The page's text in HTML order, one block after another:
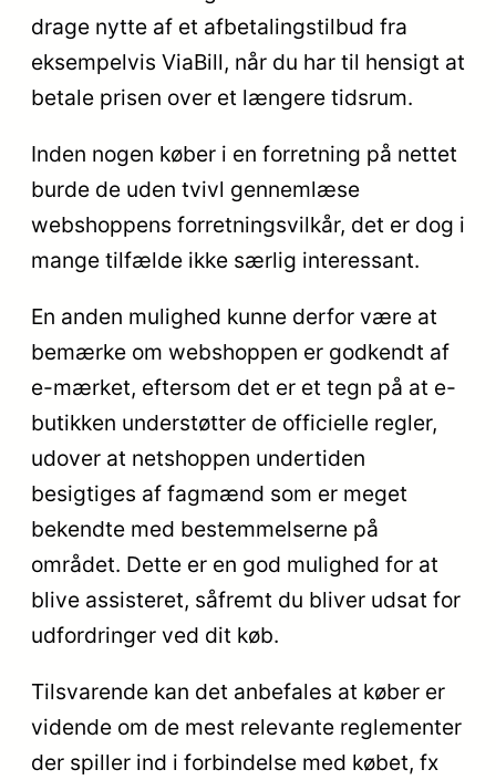
drage nytte af et afbetalingstilbud fra
eksempelvis ViaBill, når du har til hensigt at
betale prisen over et længere tidsrum.
Inden nogen køber i en forretning på nettet
burde de uden tvivl gennemlæse
webshoppens forretningsvilkår, det er dog i
mange tilfælde ikke særlig interessant.
En anden mulighed kunne derfor være at
bemærke om webshoppen er godkendt af
e-mærket, eftersom det er et tegn på at e-
butikken understøtter de officielle regler,
udover at netshoppen undertiden
besigtiges af fagmænd som er meget
bekendte med bestemmelserne på
området. Dette er en god mulighed for at
blive assisteret, såfremt du bliver udsat for
udfordringer ved dit køb.
Tilsvarende kan det anbefales at køber er
vidende om de mest relevante reglementer
der spiller ind i forbindelse med købet, fx